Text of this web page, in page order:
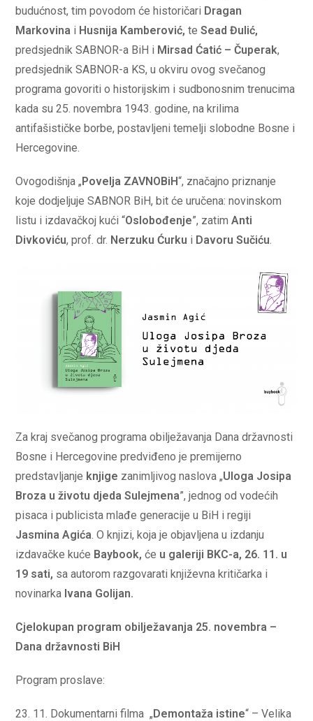
budućnost, tim povodom će historičari Dragan
Markovina i Husnija Kamberović,teSead Đulić,
predsjednik SABNOR-a BiH i Mirsad Ćatić – Čuperak,
predsjednik SABNOR-a KS, u okviru ovog svečanog
programa govoriti o historijskim i sudbonosnim trenucima
kada su 25. novembra 1943. godine, na krilima
antifašističke borbe, postavljeni temelji slobodne Bosne i
Hercegovine.
Ovogodišnja „Povelja ZAVNOBiH“, značajno priznanje
koje dodjeljuje SABNOR BiH, bit će uručena: novinskom
listu i izdavačkoj kući “Oslobođenje”, zatimAnti
Divkoviću, prof. dr. Nerzuku Ćurku i Davoru Sučiću.
Za kraj svečanog programa obilježavanja Dana državnosti
Bosne i Hercegovine predviđeno je premijerno
predstavljanje knjige zanimljivog naslova „Uloga Josipa
Broza u životu djeda Sulejmena”, jednog od vodećih
pisaca i publicista mlađe generacije u BiH i regiji
Jasmina Agića . O knjizi, koja je objavljena u izdanju
izdavačke kuće Baybook,će u galeriji BKC-a, 26. 11. u
19 sati, sa autorom razgovarati književna kritičarka i
novinarka Ivana Golijan.
Cjelokupan program obilježavanja 25. novembra –
Dana državnosti BiH
Program proslave:
23. 11. Dokumentarni filma „Demontaža istine“ – Velika